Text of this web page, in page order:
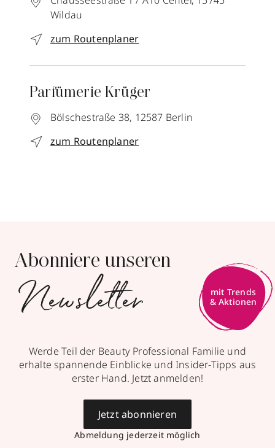
Wildau
zum Routenplaner
Parfümerie Krüger
Bölschestraße 38, 12587 Berlin
zum Routenplaner
Abonniere unseren
Newsletter
mit Trends
& Aktionen
Werde Teil der Beauty Professional Familie und
erhalte spannende Einblicke und Insider-Tipps aus
erster Hand. Jetzt anmelden!
Abmeldung jederzeit möglich
Jetzt abonnieren